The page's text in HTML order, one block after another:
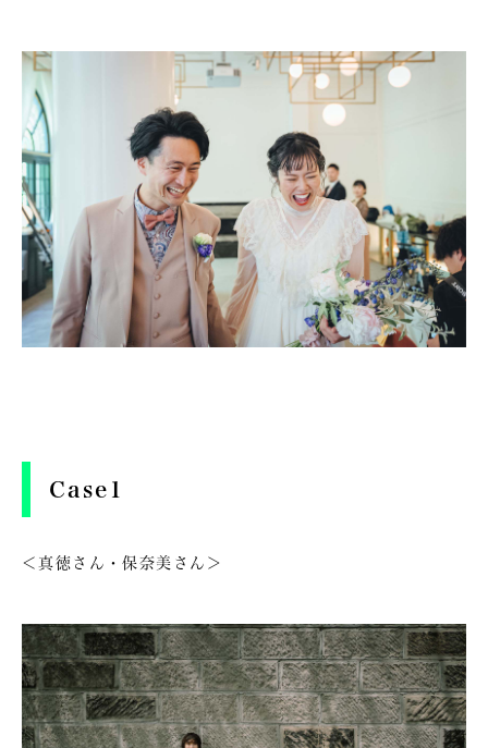
Case1
＜真徳さん・保奈美さん＞